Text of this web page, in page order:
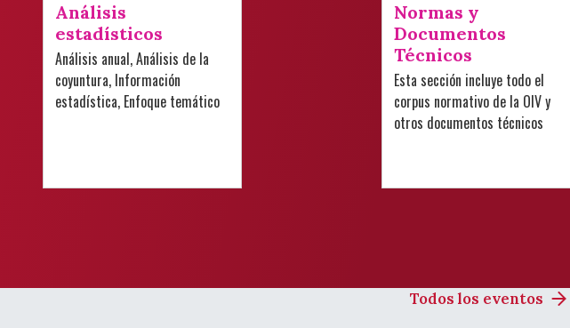
Análisis
estadísticos
Análisis anual, Análisis de la
coyuntura, Información
estadística, Enfoque temático
Normas y
Documentos
Técnicos
Esta sección incluye todo el
corpus normativo de la OIV y
otros documentos técnicos
Todos los eventos